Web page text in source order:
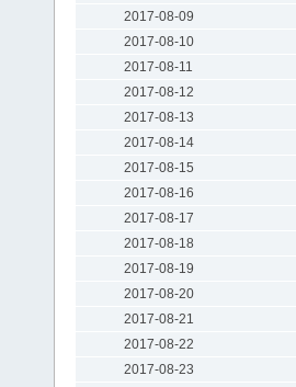
2017-08-09
2017-08-10
2017-08-11
2017-08-12
2017-08-13
2017-08-14
2017-08-15
2017-08-16
2017-08-17
2017-08-18
2017-08-19
2017-08-20
2017-08-21
2017-08-22
2017-08-23